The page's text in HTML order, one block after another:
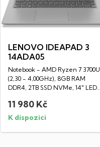
LENOVO IDEAPAD 3
14ADA05
Notebook - AMD Ryzen 7 3700U
(2,30 - 4,00GHz), 8GB RAM
DDR4, 2TB SSD NVMe, 14" LED
11 980 Kč
K dispozici